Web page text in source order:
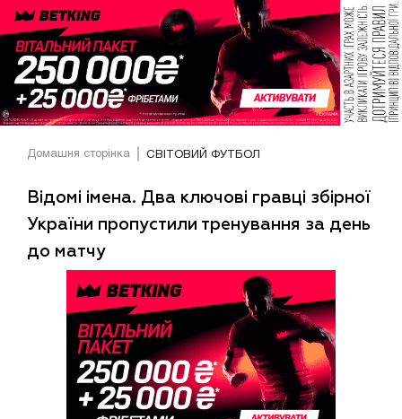
Домашня сторінка СВІТОВИЙ ФУТБОЛ
Відомі імена. Два ключові гравці збірної
України пропустили тренування за день
до матчу